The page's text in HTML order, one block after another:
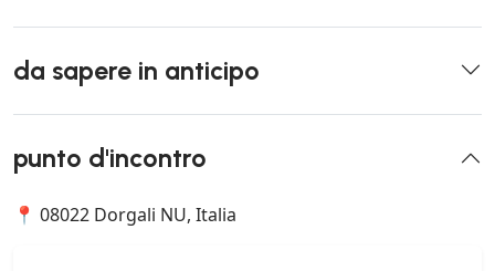
da sapere in anticipo
punto d'incontro
📍 08022 Dorgali NU, Italia